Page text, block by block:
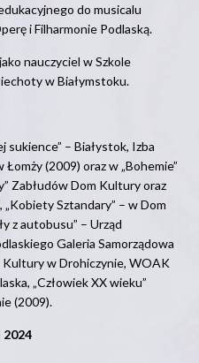
do musicalu
i Filharmonie Podlaską.
nauczyciel w Szkole
w Białymstoku.
sukience” – Białystok, Izba
(2009) oraz w „Bohemie”
Zabłudów Dom Kultury oraz
„Kobiety Sztandary” – w Dom
z autobusu” – Urząd
Galeria Samorządowa
Kultury w Drohiczynie, WOAK
„Człowiek XX wieku”
(2009).
2024